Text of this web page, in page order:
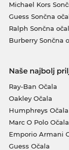
Michael Kors
Guess Sončna
Ralph Sončna
Burberry Sončna
Naše najbolj
Ray-Ban Očala
Oakley Očala
Humphreys Očala
Marc O Polo Očala
Emporio Armani
Guess Očala